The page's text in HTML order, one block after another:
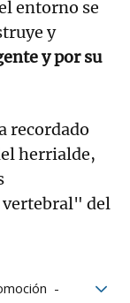
entorno se
y
y por su
recordado
herrialde,
del